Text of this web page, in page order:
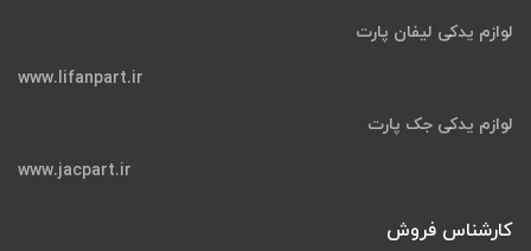
لوازم یدکی لیفان پارت
www.lifanpart.ir
لوازم یدکی جک پارت
www.jacpart.ir
کارشناس فروش